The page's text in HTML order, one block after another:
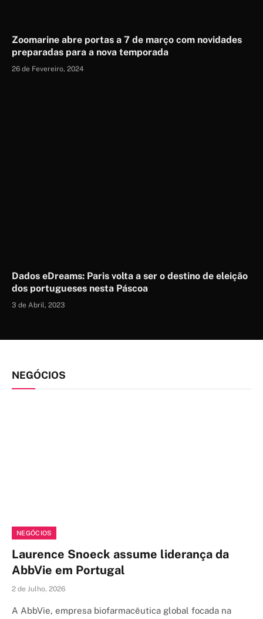
Zoomarine abre portas a 7 de março com novidades
preparadas para a nova temporada
26 de Fevereiro, 2024
Dados eDreams: Paris volta a ser o destino de eleição
dos portugueses nesta Páscoa
3 de Abril, 2023
NEGÓCIOS
NEGÓCIOS
Laurence Snoeck assume liderança da
AbbVie em Portugal
2 de Julho, 2026
A AbbVie, empresa biofarmacêutica global focada na